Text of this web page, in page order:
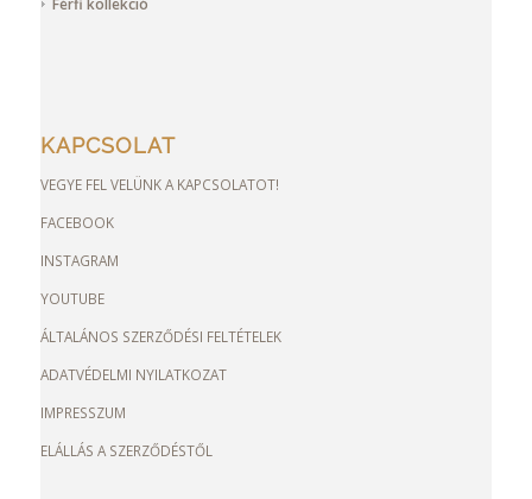
Férfi kollekció
KAPCSOLAT
VEGYE FEL VELÜNK A KAPCSOLATOT!
FACEBOOK
INSTAGRAM
YOUTUBE
ÁLTALÁNOS SZERZŐDÉSI FELTÉTELEK
ADATVÉDELMI NYILATKOZAT
IMPRESSZUM
ELÁLLÁS A SZERZŐDÉSTŐL